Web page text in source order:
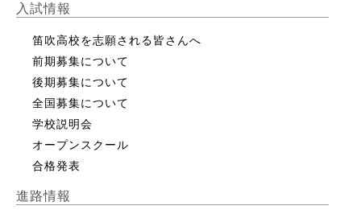
入試情報
笛吹高校を志願される皆さんへ
前期募集について
後期募集について
全国募集について
学校説明会
オープンスクール
合格発表
進路情報